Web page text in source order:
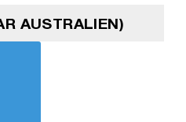
AUSTRALIEN)